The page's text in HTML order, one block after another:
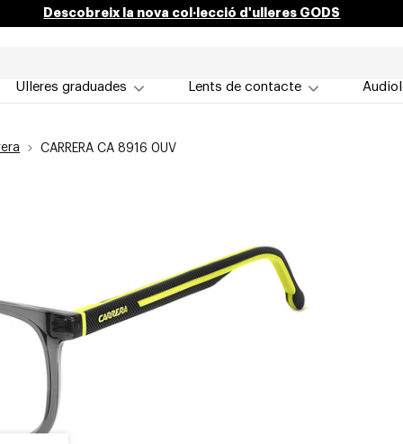
Descobreix la nova col·lecció d'ulleres GODS
Ulleres graduades Lents de contacte
CARRERA CA 8916 0UV